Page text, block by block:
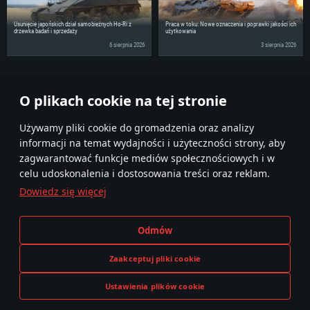
O plikach cookie na tej stronie
Używamy pliki cookie do gromadzenia oraz analizy
informacji na temat wydajności i użyteczności strony, aby
zagwarantować funkcje mediów społecznościowych i w
celu udoskonalenia i dostosowania treści oraz reklam.
Dowiedz się więcej
Odmów
Zaakceptuj pliki cookie
Ustawienia plików cookie
Usunięcie japońskich dział samobieżnych Ho-Ri z
drzewka badań i sprzedaży
6 sierpnia 2026
Praca w toku: Nowe oznaczenia i poprawki jakości ich
użytkowania
3 sierpnia 2026
Regulamin
Polityka prywatności
Ustawienia plików cookie
sponsorowany czy popierany przez jakiegokolwiek producenta broni lub maszyn.
GRAJ TERAZ